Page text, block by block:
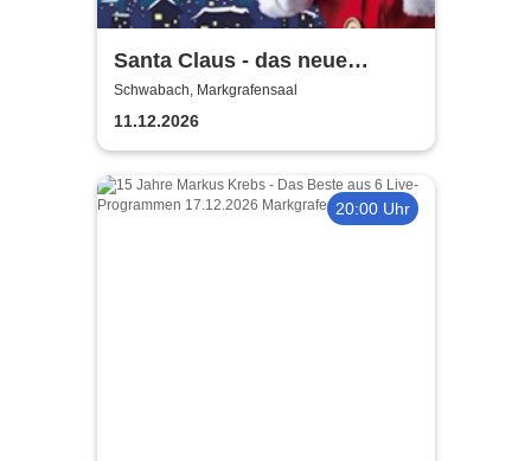
Santa Claus - das neue
Weihnachtsmusical (nicht
nur) für Kinder
Schwabach, Markgrafensaal
11.12.2026
20:00 Uhr